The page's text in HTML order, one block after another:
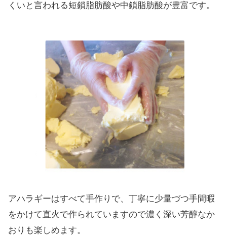
くいと言われる短鎖脂肪酸や中鎖脂肪酸が豊富です。
アハラギーはすべて手作りで、丁寧に少量づつ手間暇
をかけて直火で作られていますので濃く深い芳醇なか
おりも楽しめます。